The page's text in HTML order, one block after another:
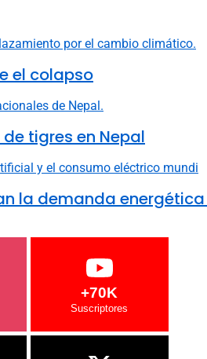
el colapso
tigres en Nepal
la demanda
+70K